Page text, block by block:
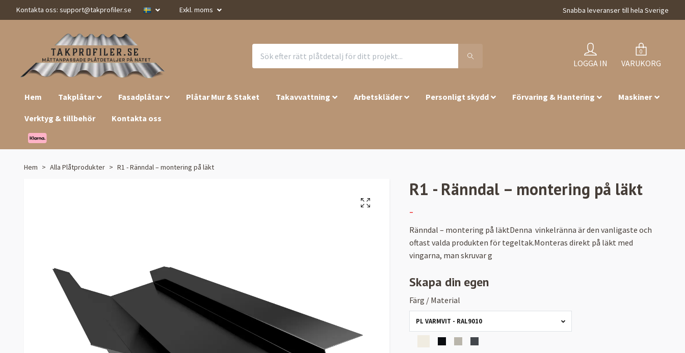
Kontakta oss: support@takprofiler.se Exkl. moms Snabba leveranser till hela Sverige
LOGGA IN
0
VARUKORG
Hem Takplåtar Fasadplåtar Plåtar Mur & Staket Takavvattning Arbetskläder Personligt skydd Förvaring & Hantering Maskiner
Verktyg & tillbehör Kontakta oss
Hem Alla Plåtprodukter R1 - Ränndal – montering på läkt
R1 - Ränndal – montering på läkt
-
Ränndal – montering på läktDenna vinkelränna är den vanligaste och
oftast valda produkten för tegeltak.Monteras direkt på läkt med
vingarna, man skruvar g
Skapa din egen
Färg / Material
PL VARMVIT - RAL9010